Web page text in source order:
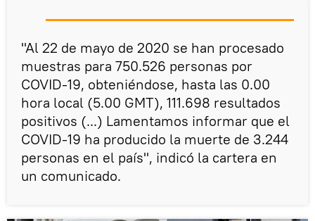
"Al 22 de mayo de 2020 se han procesado
muestras para 750.526 personas por
COVID-19, obteniéndose, hasta las 0.00
hora local (5.00 GMT), 111.698 resultados
positivos (...) Lamentamos informar que el
COVID-19 ha producido la muerte de 3.244
personas en el país", indicó la cartera en
un comunicado.